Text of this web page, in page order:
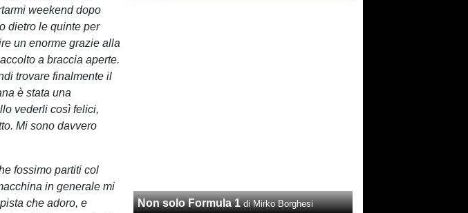
weekend dopo
dietro le quinte per
un enorme grazie alla
a braccia aperte.
trovare finalmente il
è stata una
vederli così felici,
Mi sono davvero
fossimo partiti col
in generale mi
che adoro, e
Non solo Formula 1 di Mirko Borghesi